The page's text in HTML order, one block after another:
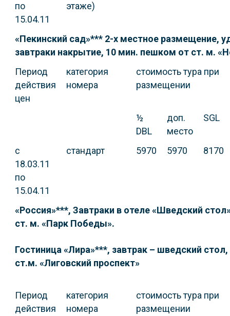
по
15.04.11
этаже)
«Пекинский сад»*** 2-х местное размещение,
завтраки накрытие, 10 мин. пешком от ст. м.
Период
действия
цен
категория
номера
стоимость тура при
размещении
½
DBL
доп.
место
SGL
с
18.03.11
по
15.04.11
стандарт 5970 5970 8170
«Россия»***, Завтраки в отеле «Шведский
ст. м. «Парк Победы».
Гостиница «Лира»***, завтрак – шведский
ст.м. «Лиговский проспект»
Период
действия
категория
номера
стоимость тура при
размещении